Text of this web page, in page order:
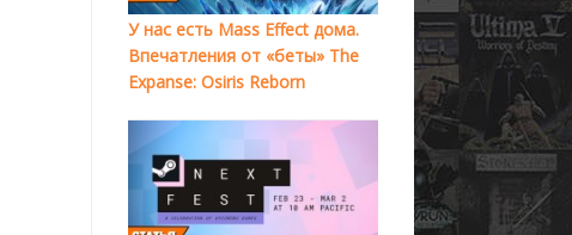
У нас есть Mass Effect дома.
Впечатления от «беты» The
Expanse: Osiris Reborn